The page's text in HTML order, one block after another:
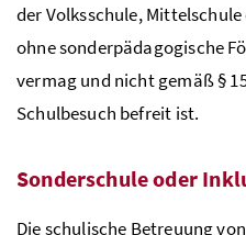
der Volksschule,
ohne sonderpädagogische
vermag und nicht gemäß §
Schulbesuch befreit ist.
Sonderschule oder
Die schulische Betreuung